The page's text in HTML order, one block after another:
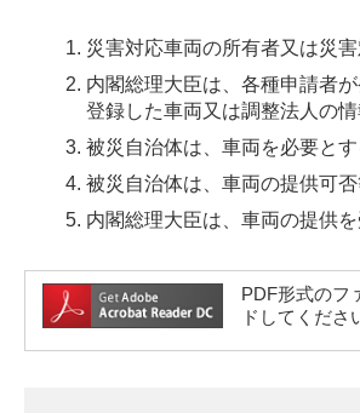
災害対応車両の所有者又は災
内閣総理大臣は、各種申請者
登録した車両又は調整法人の
被災自治体は、車両を必要と
被災自治体は、車両の提供可
内閣総理大臣は、車両の提供
PDF形式のフ
ドしてくださ